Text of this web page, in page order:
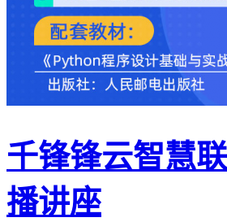
千锋锋云智慧
播讲座